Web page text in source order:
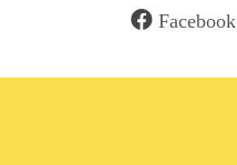
Facebook